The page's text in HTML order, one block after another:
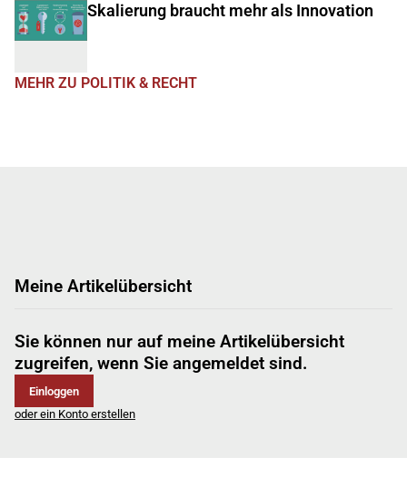
Skalierung braucht mehr als Innovation
MEHR ZU POLITIK & RECHT
Meine Artikelübersicht
Sie können nur auf meine Artikelübersicht
zugreifen, wenn Sie angemeldet sind.
Einloggen
oder ein Konto erstellen